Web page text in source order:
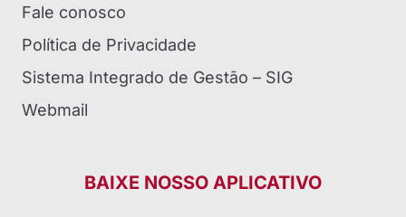
Fale conosco
Política de Privacidade
Sistema Integrado de Gestão – SIG
Webmail
BAIXE NOSSO APLICATIVO